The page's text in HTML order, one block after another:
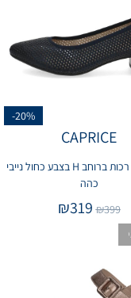
-20%
CAPRICE
נעלי סירה רכות ברוחב H בצבע כחול נייבי
כהה
₪399
₪319